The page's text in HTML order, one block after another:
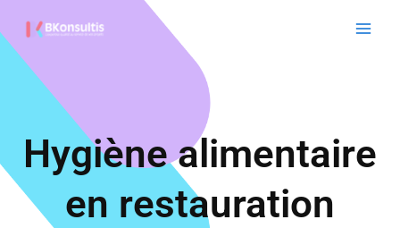
au
contenu
Hygiène alimentaire
en restauration